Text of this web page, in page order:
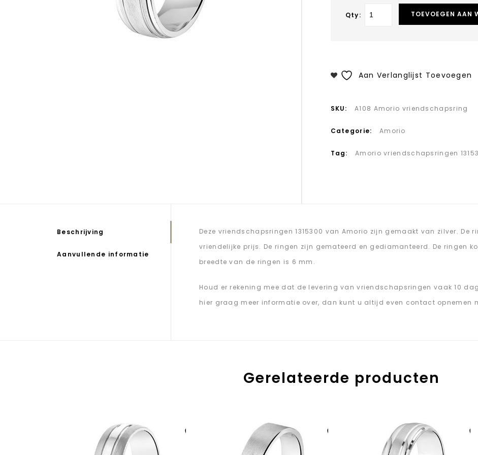
Qty: TOEVOEGEN AAN
Aan Verlanglijst Toevoegen
SKU: A108 Amorio vriendschapsring
Categorie: Amorio
Tag: Amorio vriendschapsringen
Beschrijving
Aanvullende informatie
Deze vriendschapsringen 1315300 van Amorio zijn gemaakt van zilver. De
vriendelijke prijs. De ringen zijn gemateerd en gediamanteerd. De ringen
breedte van de ringen is 6 mm.
Houd er rekening mee dat de levering van vriendschapsringen vaak 10
hier graag meer informatie over, dan kunt u altijd even contact opnemen
Gerelateerde producten